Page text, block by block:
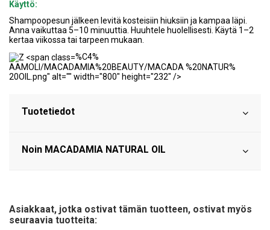
Käyttö:
Shampoopesun jälkeen levitä kosteisiin hiuksiin ja kampaa läpi.
Anna vaikuttaa 5–10 minuuttia. Huuhtele huolellisesti. Käytä 1–2
kertaa viikossa tai tarpeen mukaan.
%C4%
AAMOLI/MACADAMIA%20BEAUTY/MACADA %20NATUR%
20OIL.png" alt="" width="800" height="232" />
Tuotetiedot
Noin MACADAMIA NATURAL OIL
Asiakkaat, jotka ostivat tämän tuotteen, ostivat myös
seuraavia tuotteita: